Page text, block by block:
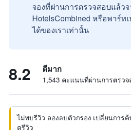
จองที่ผ่านการตรวจสอบแล้ว
HotelsCombined หรือพาร์ท
ได้ของเราเท่านั้น
8.2 ดีมาก
1,543 คะแนนที่ผ่านการตรวจ
ไม่พบรีวิว ลองลบตัวกรอง เปลี่ยนการ
ดูรีวิว